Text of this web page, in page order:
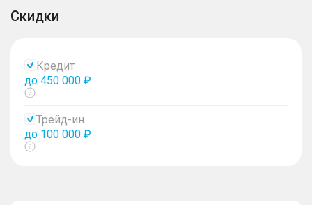
Скидки
Кредит
до 450 000 ₽
Показать
Трейд-ин
до 100 000 ₽
Показать